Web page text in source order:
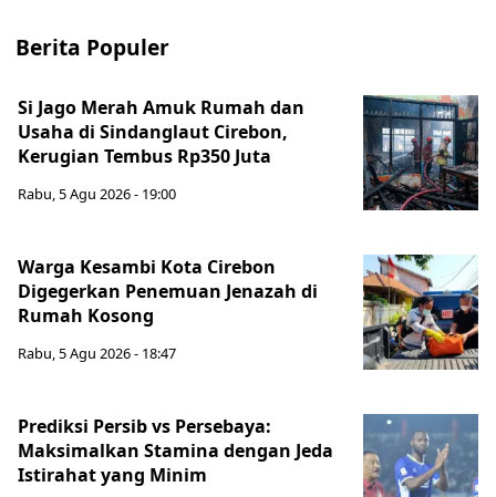
Berita Populer
Si Jago Merah Amuk Rumah dan
Usaha di Sindanglaut Cirebon,
Kerugian Tembus Rp350 Juta
Rabu, 5 Agu 2026 - 19:00
Warga Kesambi Kota Cirebon
Digegerkan Penemuan Jenazah di
Rumah Kosong
Rabu, 5 Agu 2026 - 18:47
Prediksi Persib vs Persebaya:
Maksimalkan Stamina dengan Jeda
Istirahat yang Minim